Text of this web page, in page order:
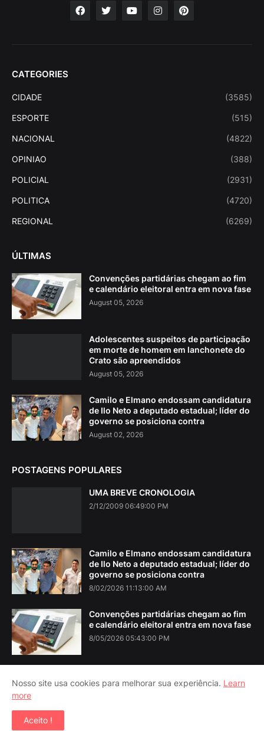
CATEGORIES
CIDADE (3585)
ESPORTE (515)
NACIONAL (4822)
OPINIAO (388)
POLICIAL (2931)
POLITICA (4720)
REGIONAL (6269)
ÚLTIMAS
Convenções partidárias chegam ao fim
e calendário eleitoral entra em nova fase
August 05, 2026
Adolescentes suspeitos de participação
em morte de homem em lanchonete do
Crato são apreendidos
August 05, 2026
Camilo e Elmano endossam candidatura
de Ilo Neto a deputado estadual; líder do
governo se posiciona contra
August 02, 2026
POSTAGENS POPULARES
UMA BREVE CRONOLOGIA
2/12/2009 06:49:00 PM
Camilo e Elmano endossam candidatura
de Ilo Neto a deputado estadual; líder do
governo se posiciona contra
8/02/2026 11:13:00 AM
Convenções partidárias chegam ao fim
e calendário eleitoral entra em nova fase
8/05/2026 05:43:00 PM
Nosso site usa cookies para melhorar sua experiência. Learn
more
Aceito !